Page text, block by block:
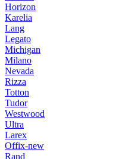
Horizon
Karelia
Lang
Legato
Michigan
Milano
Nevada
Rizza
Totton
Tudor
Westwood
Ultra
Larex
Offix-new
Rand